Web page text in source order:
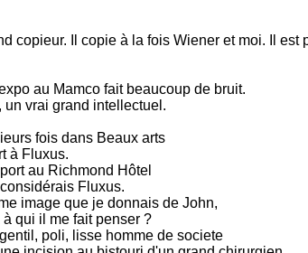
copieur. Il copie à la fois Wiener et moi. Il
au Mamco fait beaucoup de bruit.
vrai grand intellectuel.
fois dans Beaux arts
à Fluxus.
au Richmond Hôtel
Fluxus.
image que je donnais de John,
qui il me fait penser ?
poli, lisse homme de societe